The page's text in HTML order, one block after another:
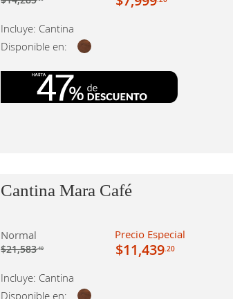
Incluye: Cantina
Disponible en:
Cantina Mara Café
Normal
$21,583.40
Precio Especial
$11,439 .20
Incluye: Cantina
Disponible en: